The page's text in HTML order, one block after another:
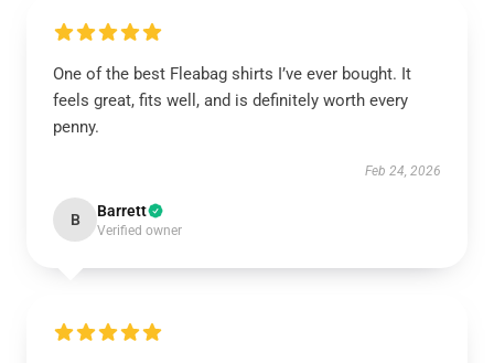
One of the best Fleabag shirts I’ve ever bought. It
feels great, fits well, and is definitely worth every
penny.
Feb 24, 2026
B Barrett
Verified owner